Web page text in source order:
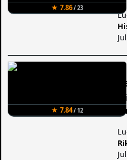
★ 7.86/ 23
★ 7.84/ 12